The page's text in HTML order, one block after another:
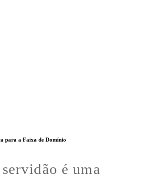
para a Faixa de Domínio
é uma